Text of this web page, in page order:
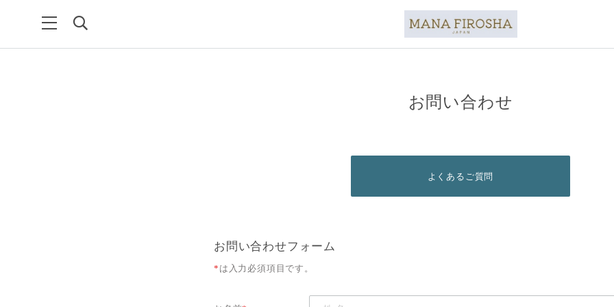
お問い合わせ
よくあるご質問
お問い合わせフォーム
* は入力必須項目です。